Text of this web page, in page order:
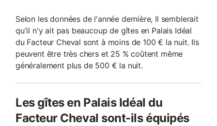
Selon les données de l'année dernière, Il semblerait
qu'il n'y ait pas beaucoup de gîtes en Palais Idéal
du Facteur Cheval sont à moins de 100 € la nuit. Ils
peuvent être très chers et 25 % coûtent même
généralement plus de 500 € la nuit.
Les gîtes en Palais Idéal du
Facteur Cheval sont-ils équipés